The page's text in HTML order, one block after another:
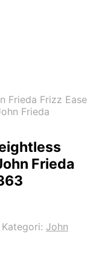
Frieda Frizz Ease
Frieda
Frieda
Kategori: John